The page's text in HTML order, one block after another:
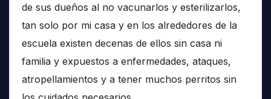
de sus dueños al no vacunarlos y esterilizarlos,
tan solo por mi casa y en los alrededores de la
escuela existen decenas de ellos sin casa ni
familia y expuestos a enfermedades, ataques,
atropellamientos y a tener muchos perritos sin